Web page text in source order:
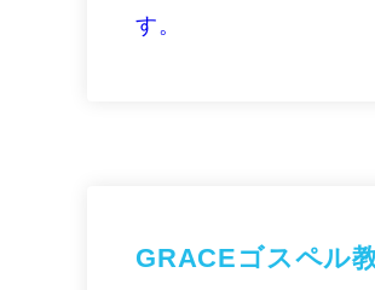
す。
GRACEゴスペル